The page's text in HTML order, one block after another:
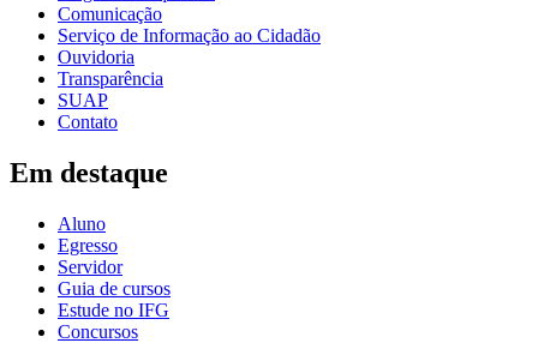
Comunicação
Serviço de Informação ao Cidadão
Ouvidoria
Transparência
SUAP
Contato
Em destaque
Aluno
Egresso
Servidor
Guia de cursos
Estude no IFG
Concursos